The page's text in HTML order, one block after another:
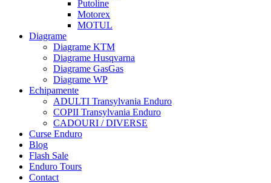
Putoline
Motorex
MOTUL
Diagrame
Diagrame KTM
Diagrame Husqvarna
Diagrame GasGas
Diagrame WP
Echipamente
ADULTI Transylvania Enduro
COPII Transylvania Enduro
CADOURI / DIVERSE
Curse Enduro
Blog
Flash Sale
Enduro Tours
Contact